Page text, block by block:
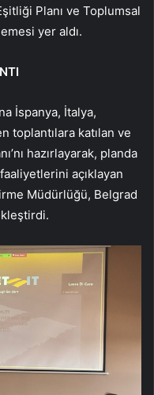
Planı ve Toplumsal
yer aldı.
İspanya, İtalya,
toplantılara katılan ve
hazırlayarak, planda
açıklayan
Müdürlüğü, Belgrad